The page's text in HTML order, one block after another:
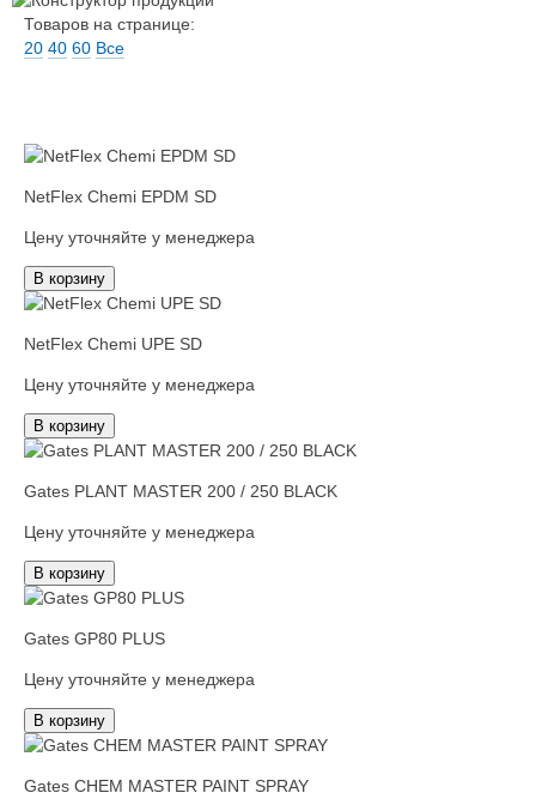
Товаров на странице:
20 40 60 Все
NetFlex Chemi EPDM SD
Цену уточняйте у менеджера
В корзину
NetFlex Chemi UPE SD
Цену уточняйте у менеджера
В корзину
Gates PLANT MASTER 200 / 250 BLACK
Цену уточняйте у менеджера
В корзину
Gates GP80 PLUS
Цену уточняйте у менеджера
В корзину
Gates CHEM MASTER PAINT SPRAY